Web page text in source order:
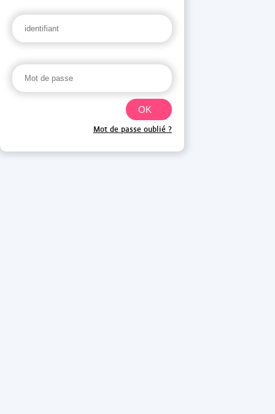
Mot de passe oublié ?